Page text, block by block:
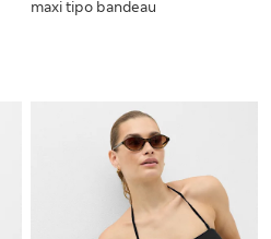
maxi tipo bandeau